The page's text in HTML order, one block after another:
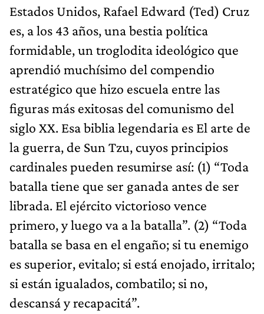
Estados Unidos, Rafael Edward (Ted) Cruz
es, a los 43 años, una bestia política
formidable, un troglodita ideológico que
aprendió muchísimo del compendio
estratégico que hizo escuela entre las
figuras más exitosas del comunismo del
siglo XX. Esa biblia legendaria es El arte de
la guerra, de Sun Tzu, cuyos principios
cardinales pueden resumirse así: (1) “Toda
batalla tiene que ser ganada antes de ser
librada. El ejército victorioso vence
primero, y luego va a la batalla”. (2) “Toda
batalla se basa en el engaño; si tu enemigo
es superior, evitalo; si está enojado, irritalo;
si están igualados, combatilo; si no,
descansá y recapacitá”.